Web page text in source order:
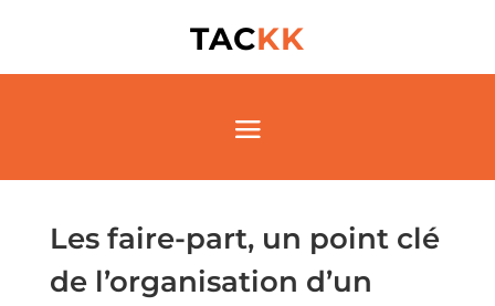
TACKK
Les faire-part, un point clé
de l’organisation d’un